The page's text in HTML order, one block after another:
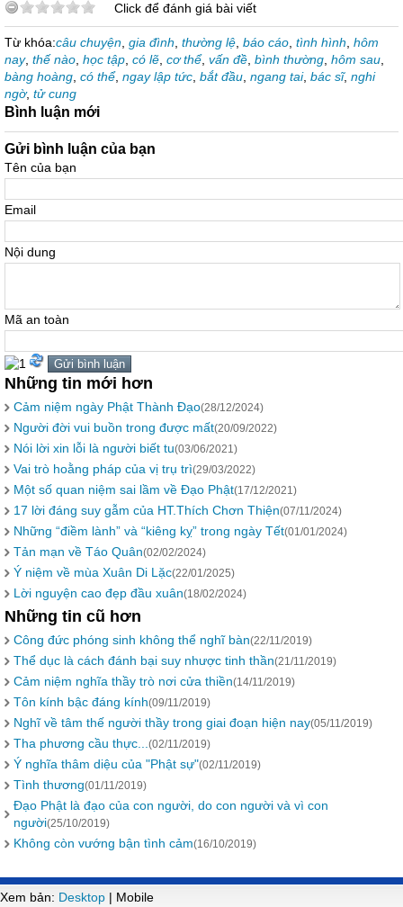
Click để đánh giá bài viết
Từ khóa:câu chuyện gia đình thường lệ báo cáo tình hình hôm
nay, thế nào học tập có lẽ cơ thể, vấn đề bình thường hôm sau
bàng hoàng có thể, ngay lập tức bắt đầu ngang tai, bác sĩ, nghi
ngờ, tử cung
Bình luận mới
Gửi bình luận của bạn
Tên của bạn
Email
Nội dung
Mã an toàn
Những tin mới hơn
Cảm niệm ngày Phật Thành Đạo(28/12/2024)
Người đời vui buồn trong được mất(20/09/2022)
Nói lời xin lỗi là người biết tu(03/06/2021)
Vai trò hoằng pháp của vị trụ trì(29/03/2022)
Một số quan niệm sai lầm về Đạo Phật(17/12/2021)
17 lời đáng suy gẫm của HT.Thích Chơn Thiện(07/11/2024)
Những “điềm lành” và “kiêng kỵ” trong ngày Tết(01/01/2024)
Tản mạn về Táo Quân(02/02/2024)
Ý niệm về mùa Xuân Di Lặc(22/01/2025)
Lời nguyện cao đẹp đầu xuân(18/02/2024)
Những tin cũ hơn
Công đức phóng sinh không thể nghĩ bàn(22/11/2019)
Thể dục là cách đánh bại suy nhược tinh thần(21/11/2019)
Cảm niệm nghĩa thầy trò nơi cửa thiền(14/11/2019)
Tôn kính bậc đáng kính(09/11/2019)
Nghĩ về tâm thế người thầy trong giai đoạn hiện nay(05/11/2019)
Tha phương cầu thực... (02/11/2019)
Ý nghĩa thâm diệu của "Phật sự"(02/11/2019)
Tình thương(01/11/2019)
Đạo Phật là đạo của con người, do con người và vì con
người(25/10/2019)
Không còn vướng bận tình cảm(16/10/2019)
Xem bản: Desktop | Mobile